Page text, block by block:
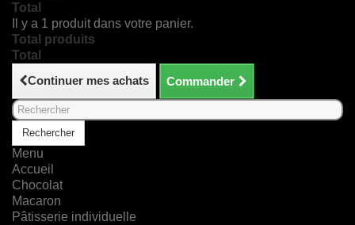
Total
Il y a 1 produit dans votre panier.
Total produits
Total
Continuer mes achats
Commander
Rechercher
Menu
Accueil
Chocolat
Macaron
Pâtisserie individuelle